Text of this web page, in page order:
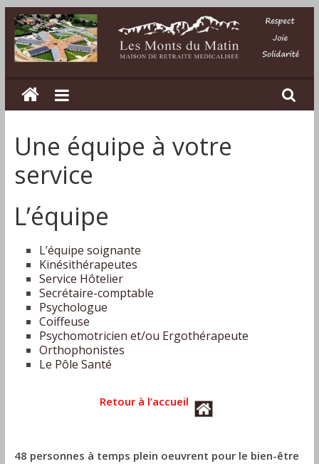
Passer
au
contenu
Les
Monts
du
Matin
Maison
retraite
médicalisée
dans
Drôme
Une équipe à votre
service
L’équipe
L’équipe soignante
Kinésithérapeutes
Service Hôtelier
Secrétaire-comptable
Psychologue
Coiffeuse
Psychomotricien et/ou Ergothérapeute
Orthophonistes
Le Pôle Santé
Retour à l’accueil
48 personnes à temps plein oeuvrent pour le bien-être